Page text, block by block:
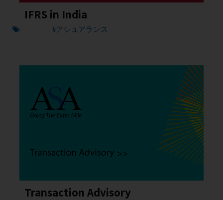
IFRS in India
#アシュアランス
Transaction Advisory